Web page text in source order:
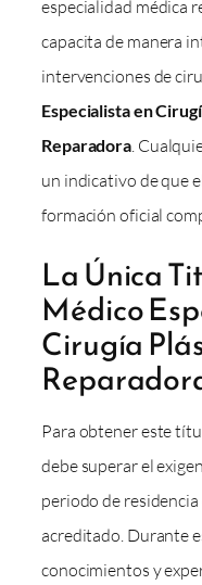
especialidad médica
capacita de manera
intervenciones de
Especialista en
Reparadora .
un indicativo de que
formación oficial
La Única
Médico
Cirugía
Para obtener este
debe superar el
periodo de
acreditado. Durante
conocimientos y